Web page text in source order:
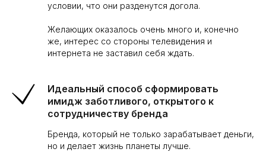
условии, что они разденутся догола.
Желающих оказалось очень много и, конечно
же, интерес со стороны телевидения и
интернета не заставил себя ждать.
Идеальный способ сформировать
имидж заботливого, открытого к
сотрудничеству бренда
Бренда, который не только зарабатывает деньги,
но и делает жизнь планеты лучше.